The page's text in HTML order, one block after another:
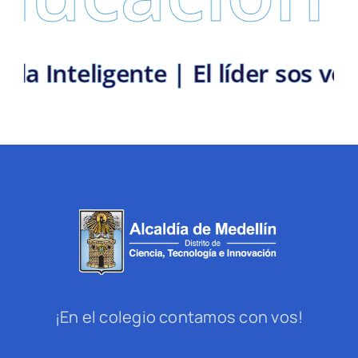
Inteligente | El líder
¡En el colegio contamos con vos!